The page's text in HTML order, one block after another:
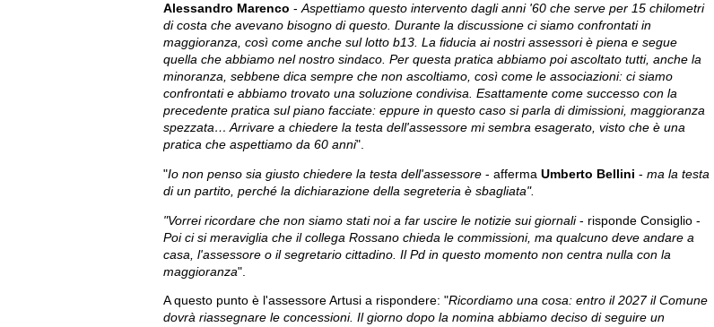
Alessandro Marenco -Aspettiamo questo intervento dagli anni '60 che serve per 15 chilometri
di costa che avevano bisogno di questo. Durante la discussione ci siamo confrontati in
maggioranza, così come anche sul lotto b13. La fiducia ai nostri assessori è piena e segue
quella che abbiamo nel nostro sindaco. Per questa pratica abbiamo poi ascoltato tutti, anche la
minoranza, sebbene dica sempre che non ascoltiamo, così come le associazioni: ci siamo
confrontati e abbiamo trovato una soluzione condivisa. Esattamente come successo con la
precedente pratica sul piano facciate: eppure in questo caso si parla di dimissioni, maggioranza
spezzata… Arrivare a chiedere la testa dell'assessore mi sembra esagerato, visto che è una
pratica che aspettiamo da 60 anni".
"Io non penso sia giusto chiedere la testa dell'assessore - afferma Umberto Bellini - ma la testa
di un partito, perché la dichiarazione della segreteria è sbagliata".
"Vorrei ricordare che non siamo stati noi a far uscire le notizie sui giornali- risponde Consiglio -
Poi ci si meraviglia che il collega Rossano chieda le commissioni, ma qualcuno deve andare a
casa, l'assessore o il segretario cittadino. Il Pd in questo momento non centra nulla con la
maggioranza".
A questo punto è l'assessore Artusi a rispondere: "Ricordiamo una cosa: entro il 2027 il Comune
dovrà riassegnare le concessioni. Il giorno dopo la nomina abbiamo deciso di seguire un